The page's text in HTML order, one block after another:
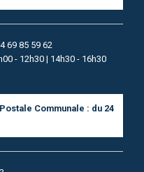
69 85 59 62
- 12h30 | 14h30 - 16h30
Communale : du 24